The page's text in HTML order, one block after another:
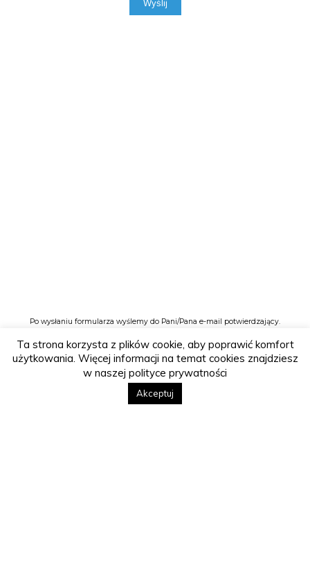
Po wysłaniu formularza wyślemy do Pani/Pana e-mail potwierdzający.
Ta strona korzysta z plików cookie, aby poprawić komfort
użytkowania. Więcej informacji na temat cookies znajdziesz
w naszej polityce prywatności
Akceptuj